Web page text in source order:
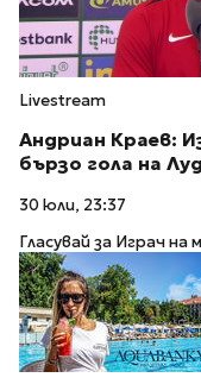
Livestream
Андриан Краев:
бързо гола на
30 юли, 23:37
Гласувай за Играч